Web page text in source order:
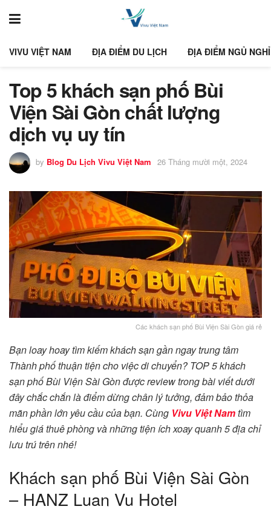
VIVU VIỆT NAM ĐỊA ĐIỂM DU LỊCH ĐỊA ĐIỂM NGỦ NGHỈ
Top 5 khách sạn phố Bùi
Viện Sài Gòn chất lượng
dịch vụ uy tín
by Blog Du Lịch Vivu Việt Nam 26 Tháng mười một, 2024
Các khách sạn phố Bùi Viện Sài Gòn giá rẻ
Bạn loay hoay tìm kiếm khách sạn gần ngay trung tâm
Thành phố thuận tiện cho việc di chuyển? TOP 5 khách
sạn phố Bùi Viện Sài Gòn được review trong bài viết dưới
đây chắc chắn là điểm dừng chân lý tưởng, đảm bảo thỏa
mãn phần lớn yêu cầu của bạn. Cùng Vivu Việt Namtìm
hiểu giá thuê phòng và những tiện ích xoay quanh 5 địa chỉ
lưu trú trên nhé!
Khách sạn phố Bùi Viện Sài Gòn
– HANZ Luan Vu Hotel